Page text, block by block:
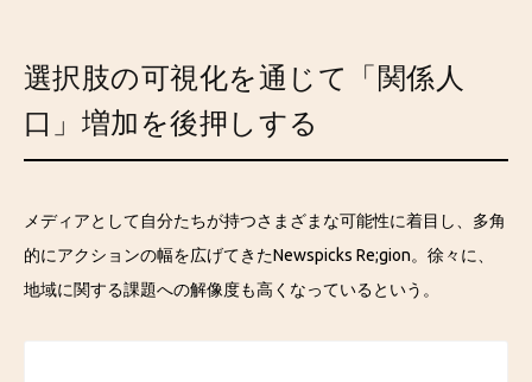
選択肢の可視化を通じて「関係人
口」増加を後押しする
メディアとして自分たちが持つさまざまな可能性に着目し、多角
的にアクションの幅を広げてきたNewspicks Re;gion。徐々に、
地域に関する課題への解像度も高くなっているという。